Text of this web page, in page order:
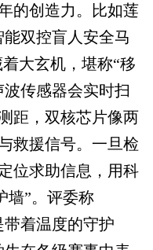
的创造力。比如莲
双控盲人安全马
大玄机，堪称“移
传感器会实时扫
距，双核芯片像两
救援信号。一旦检
位求助信息，用科
墙”。评委称
着温度的守护